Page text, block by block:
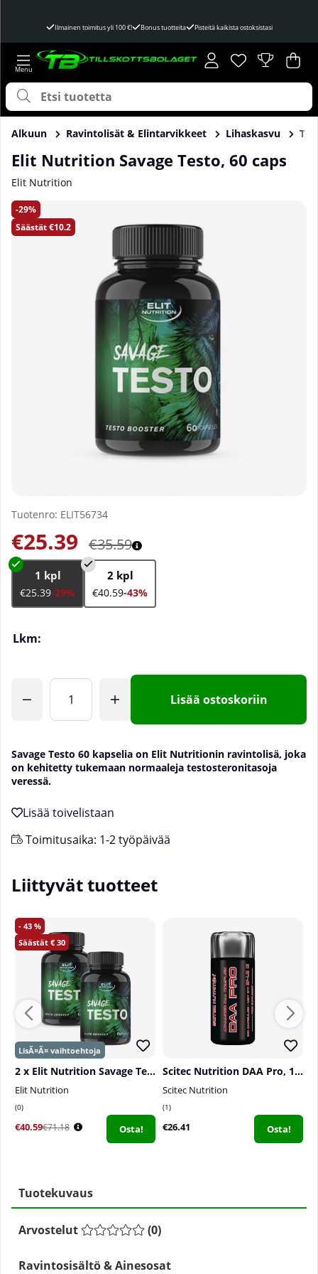
Ilmainen toimitus yli 100 €! Bonus tuotteita Pisteitä kaikista ostoksistasi
Toivelista
Lukumäärä
. .
Alkuun Ravintolisät & Elintarvikkeet Lihaskasvu
Elit Nutrition Savage Testo, 60 caps
Elit Nutrition
29
Säästät€10.2
Tuotekuvat Elit Nutrition Savage Testo, 60 caps
Tuotenro: ELIT56734
€35.59
€25.39
1 kpl
€25.39-29%
2 kpl
€40.59-43%
Lkm:
Lisää ostoskoriin
Savage Testo 60 kapselia on Elit Nutritionin ravintolisä, joka
on kehitetty tukemaan normaaleja testosteronitasoja
veressä.
Toimitusaika: 1-2 työpäivää
Liittyvät tuotteet
43
30
2 x Elit Nutrition Savage Testo, 60 caps
Elit Nutrition
0
€40.59€71.18 Osta!
Scitec Nutrition DAA Pro, 100 caps
Scitec Nutrition
1
€26.41 Osta!
Tuotekuvaus
Arvostelut (0)
Ravintosisältö & Ainesosat